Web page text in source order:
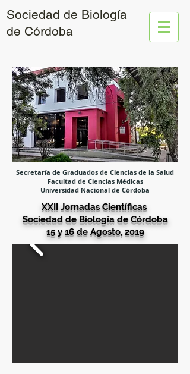
Sociedad de Biología
de Córdoba
Secretaría de Graduados de Ciencias de la Salud
Facultad de Ciencias Médicas
Universidad Nacional de Córdoba
XXII Jornadas Científicas
Sociedad de Biología de Córdoba
15 y 16 de Agosto, 2019